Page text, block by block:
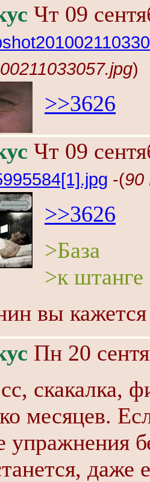
Чт 09
)
>>3626
Чт 09
-(90
>>3626
>База
>к
вы
Пн 20
скакалка,
месяцев.
упражнения
даже